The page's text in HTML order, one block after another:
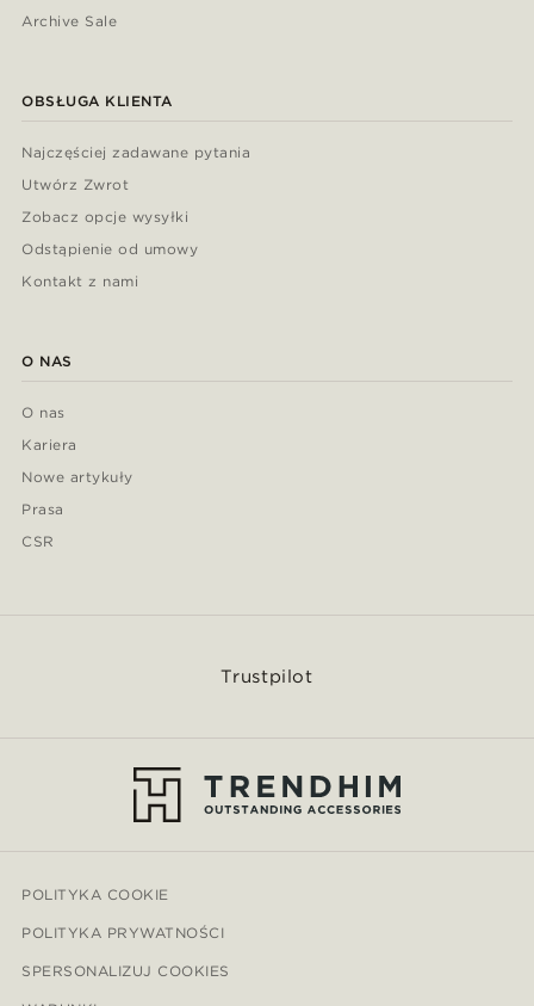
Archive Sale
OBSŁUGA KLIENTA
Najczęściej zadawane pytania
Utwórz Zwrot
Zobacz opcje wysyłki
Odstąpienie od umowy
Kontakt z nami
O NAS
O nas
Kariera
Nowe artykuły
Prasa
CSR
Trustpilot
POLITYKA COOKIE
POLITYKA PRYWATNOŚCI
SPERSONALIZUJ COOKIES